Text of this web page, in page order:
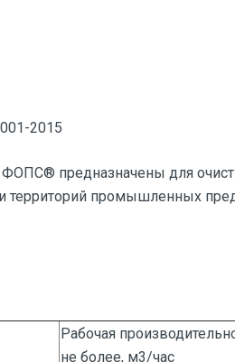
2015
предназначены для
территорий промышленных
Рабочая
не более, м3/час